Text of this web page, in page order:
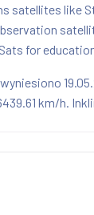
satellites like
for
km/h.